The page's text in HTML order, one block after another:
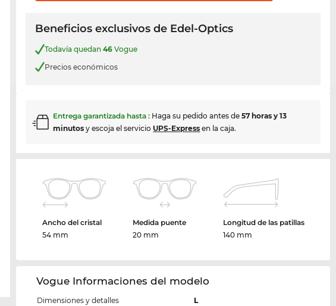
Beneficios exclusivos de Edel-Optics
Todavía quedan46 Vogue
Precios económicos
Entrega garantizada hasta: Haga su pedido antes de57 horas y 13
minutos y escoja el servicio UPS-Express en la caja.
Ancho del cristal
54 mm
Medida puente
20 mm
Longitud de las patillas
140 mm
Vogue Informaciones del modelo
Dimensiones y detalles
L